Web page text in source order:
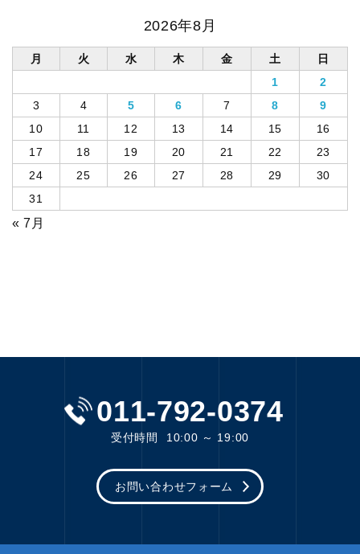
2026年8月
月 火 水 木 金 土
日
1
2
3
4 5 6 7 8
9
10
11 12 13 14 15
16
17
18 19 20 21 22
23
24
25 26 27 28 29
30
31
« 7月
011-792-0374
受付時間 10:00 ～ 19:00
お問い合わせフォーム